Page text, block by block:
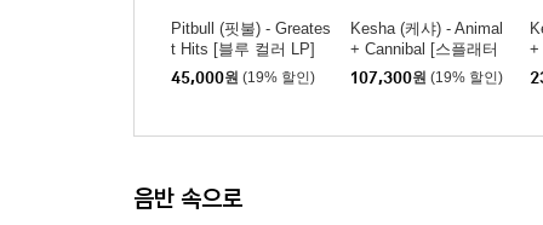
Pitbull (핏불) - Greates
t Hits [블루 컬러 LP]
45,000원 (19% 할인)
Kesha (케샤) - Animal
+ Cannibal [스플래터
컬러 2LP]
107,300원 (19% 할인)
+
음반 속으로